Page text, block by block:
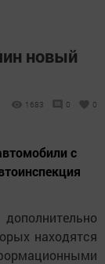
новый
1683 0 0
с
находятся